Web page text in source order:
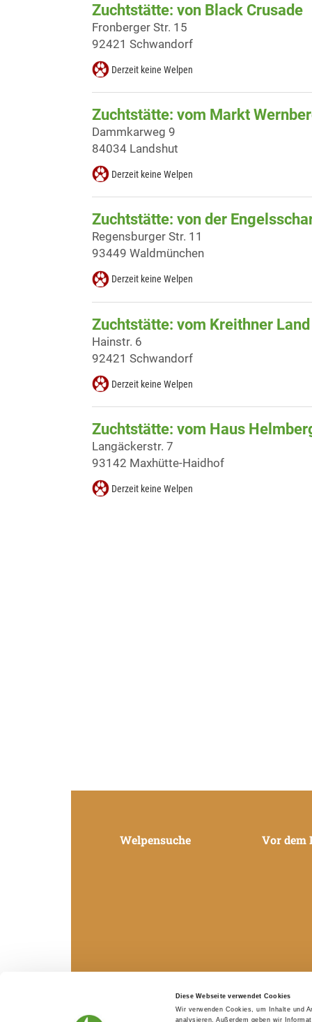
Diese Webseite verwendet Cookies
Wir verwenden Cookies, um Inhalte und
analysieren. Außerdem geben wir
Zuchtstätte: von Black Crusade
Fronberger Str. 15
92421 Schwandorf
Derzeit keine Welpen
Zuchtstätte: vom Markt
Dammkarweg 9
84034 Landshut
Derzeit keine Welpen
Zuchtstätte: von der
Regensburger Str. 11
93449 Waldmünchen
Derzeit keine Welpen
Zuchtstätte: vom Kreithner Land
Hainstr. 6
92421 Schwandorf
Derzeit keine Welpen
Zuchtstätte: vom Haus
Langäckerstr. 7
93142 Maxhütte-Haidhof
Derzeit keine Welpen
Welpensuche Vor dem